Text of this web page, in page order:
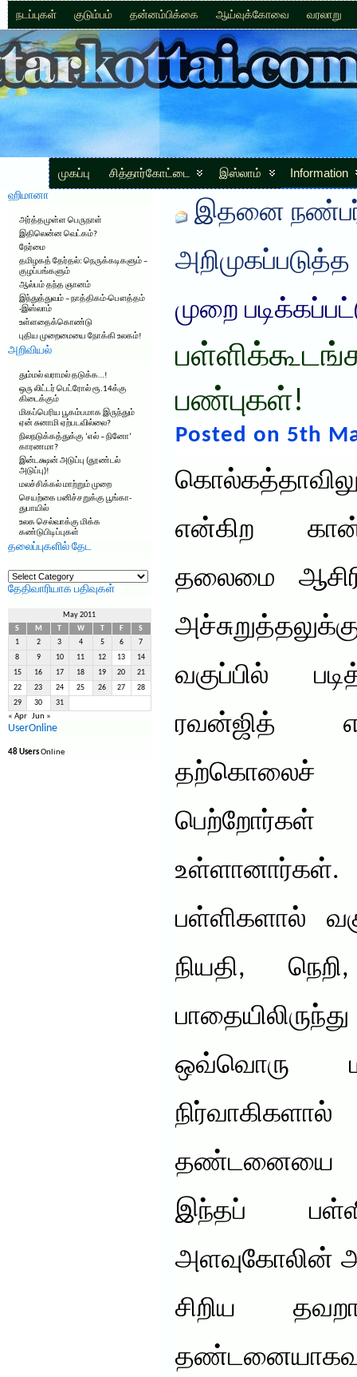
நடப்புகள் குடும்பம் தன்னம்பிக்கை ஆய்வுக்கோவை வரலாறு
முகப்பு சித்தார்கோட்டை இஸ்லாம் Information
ஹிமானா
அர்த்தமுள்ள பெருநாள்
இதிலென்ன வெட்கம்?
நேர்மை
தமிழகத் தேர்தல்: நெருக்கடிகளும் –
குழப்பங்களும்
ஆல்பம் தந்த ஞானம்
இந்துத்துவம் – நாத்திகம்-பௌத்தம்
-இஸ்லாம்
உள்ளதைக்கொண்டு
புதிய முறைமையை நோக்கி உலகம்!
அறிவியல்
தும்மல் வராமல் தடுக்க…!
ஒரு லிட்டர் பெட்ரோல் ரூ.14க்கு
கிடைக்கும்
மிகப்பெரிய பூகம்பமாக இருந்தும்
ஏன் சுனாமி ஏற்படவில்லை?
நிலநடுக்கத்துக்கு ‘எல் – நினோ’
காரணமா?
இன்டக்ஷன் அடுப்பு (தூண்டல்
அடுப்பு)!
மலச்சிக்கல் மாற்றும் முறை
செயற்கை பனிச்சறுக்கு பூங்கா-
துபாயில்
உலக செல்வாக்கு மிக்க
கண்டுபிடிப்புகள்
தலைப்புகளில் தேட
தலைப்புகளில்
தேட
தேதிவாரியாக பதிவுகள்
May 2011
S
M W F
S
1
2 3 4 5 6 7
8 9 10 11 12 13 14
15 16 17 18 19 20 21
22 23 24 25 26 27 28
29 30 31
« Apr Jun »
UserOnline
48 UsersOnline
இதனை
அறிமுகப்படுத்த
முறை
பண்புகள்!
Posted on 5th
என்கிற
தலைமை
வகுப்பில்
ரவன்ஜித்
தற்கொலைச்
பள்ளிகளால்
நியதி,
ஒவ்வொரு
தண்டனையை
இந்தப்
அளவுகோலின்
சிறிய